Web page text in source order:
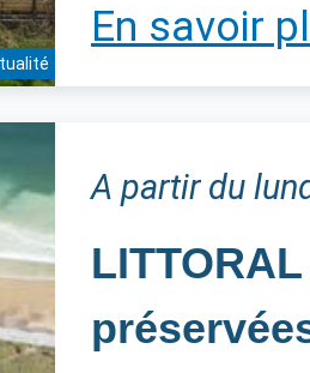
En savoir
A partir du